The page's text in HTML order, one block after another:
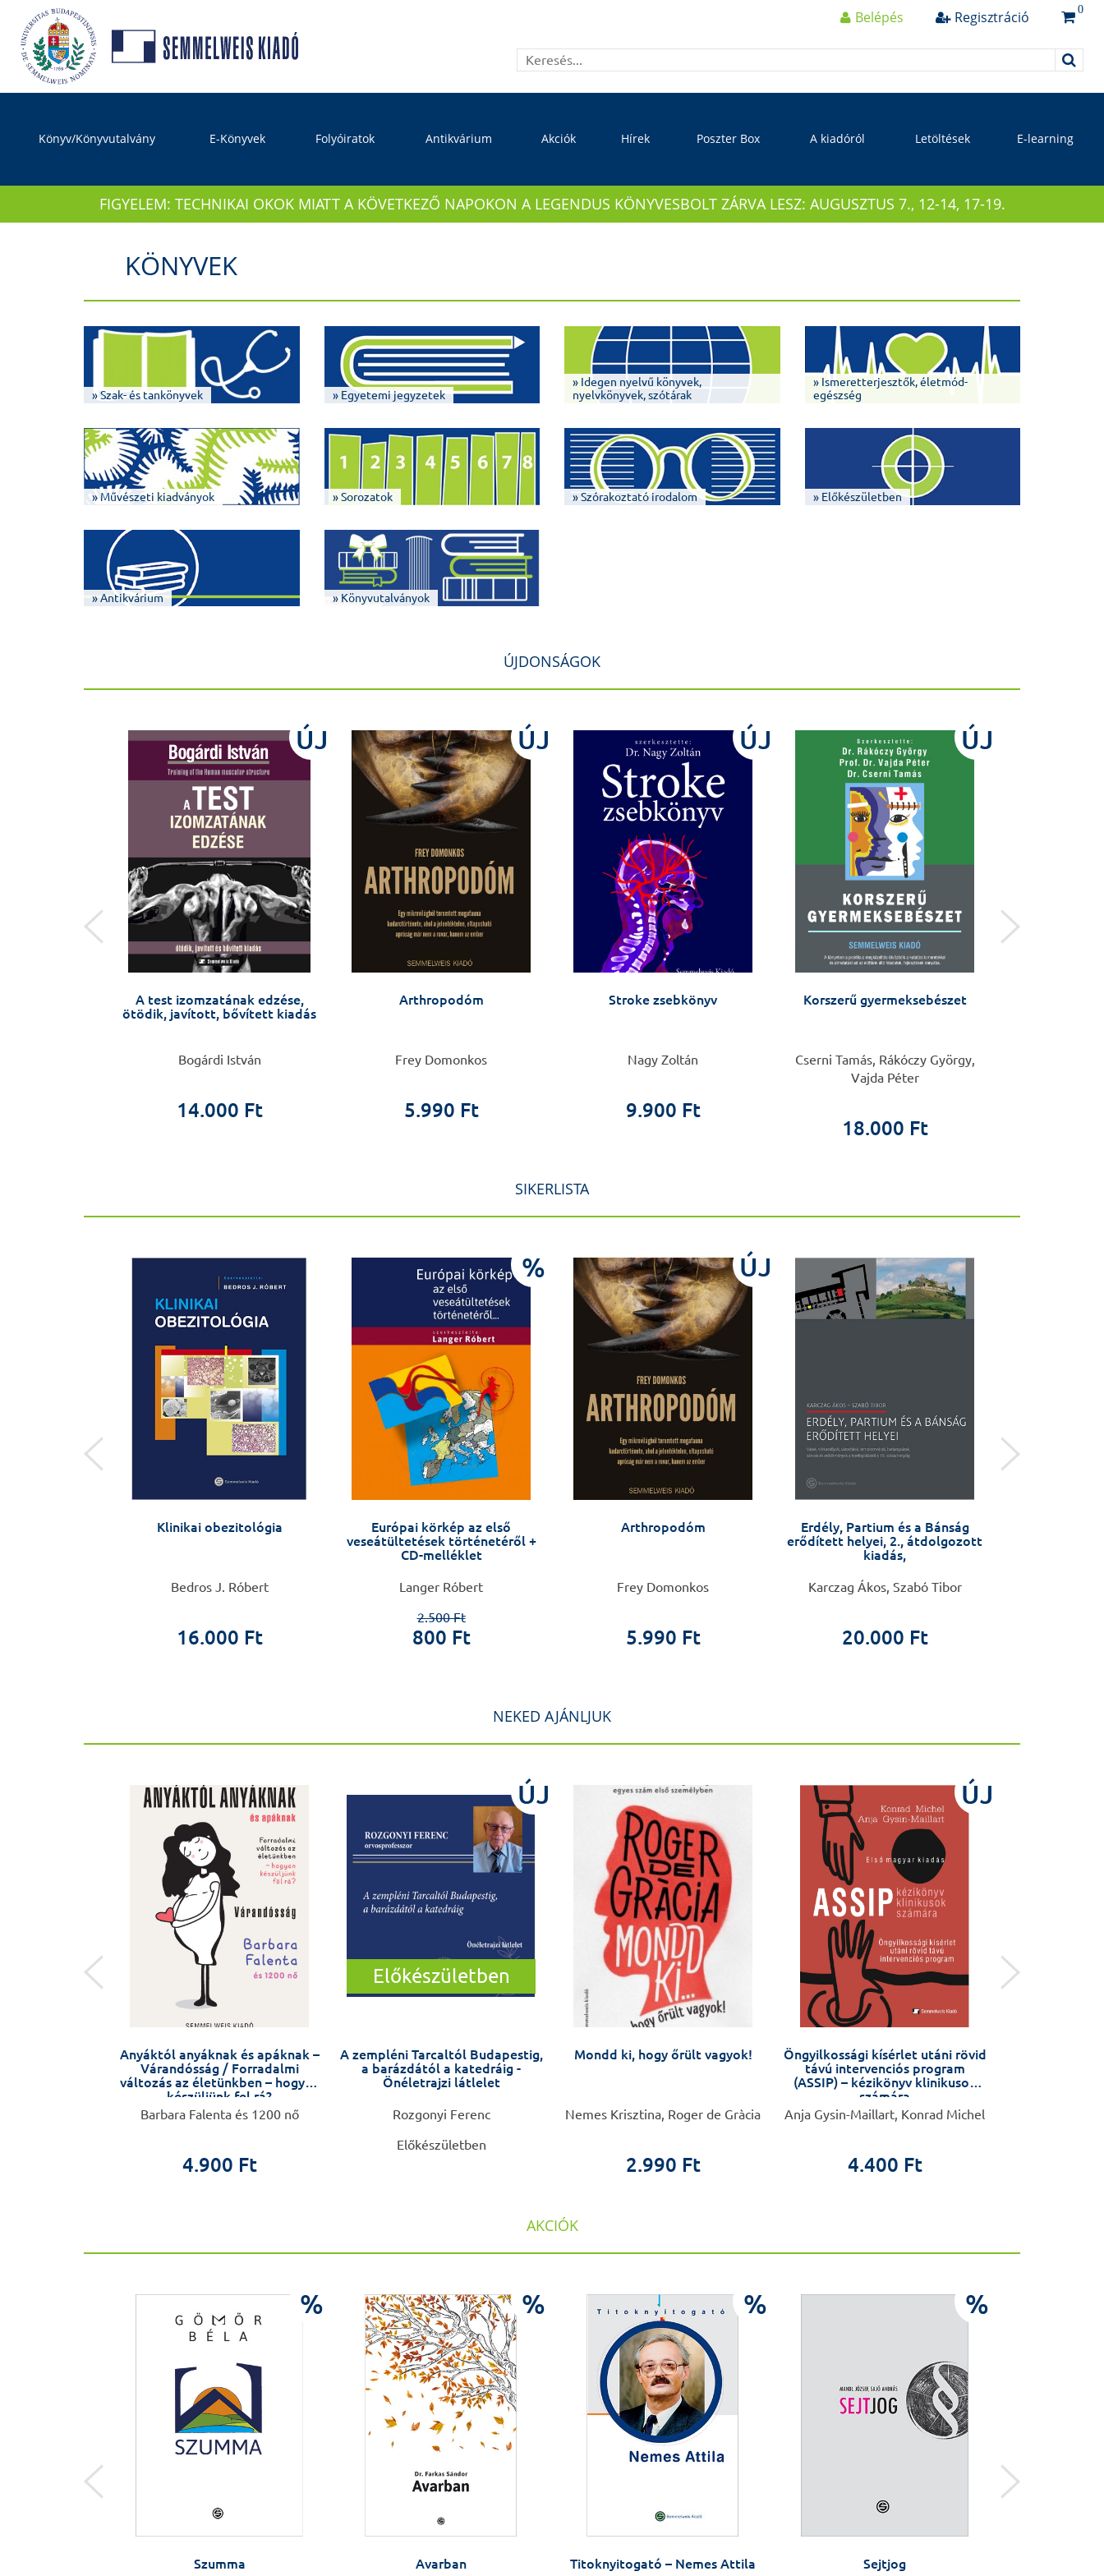
Belépés Regisztráció 0
Könyv/Könyvutalvány E-Könyvek Folyóiratok Antikvárium Akciók Hírek Poszter Box A kiadóról Letöltések E-learning
FIGYELEM: TECHNIKAI OKOK MIATT A KÖVETKEZŐ NAPOKON A LEGENDUS KÖNYVESBOLT ZÁRVA LESZ: AUGUSZTUS 7., 12-14, 17-19.
KÖNYVEK
» Szak- és tankönyvek » Egyetemi jegyzetek
» Idegen nyelvű könyvek,
nyelvkönyvek, szótárak
» Ismeretterjesztők, életmód-
egészség
» Művészeti kiadványok » Sorozatok » Szórakoztató irodalom » Előkészületben
» Antikvárium » Könyvutalványok
ÚJDONSÁGOK
ÚJ
A test izomzatának edzése,
ötödik, javított, bővített kiadás
Bogárdi István
14.000 Ft
ÚJ
Arthropodóm
Frey Domonkos
5.990 Ft
ÚJ
Stroke zsebkönyv
Nagy Zoltán
9.900 Ft
ÚJ
Korszerű gyermeksebészet
Cserni Tamás, Rákóczy György,
Vajda Péter
18.000 Ft
SIKERLISTA
Klinikai obezitológia
Bedros J. Róbert
16.000 Ft
%
Európai körkép az első
veseátültetések történetéről +
CD-melléklet
Langer Róbert
2.500 Ft
800 Ft
ÚJ
Arthropodóm
Frey Domonkos
5.990 Ft
Erdély, Partium és a Bánság
erődített helyei, 2., átdolgozott
kiadás,
Karczag Ákos, Szabó Tibor
20.000 Ft
NEKED AJÁNLJUK
Anyáktól anyáknak és apáknak –
Várandósság / Forradalmi
változás az életünkben – hogyan
készüljünk fel rá?
Barbara Falenta és 1200 nő
4.900 Ft
ÚJ
Előkészületben
A zempléni Tarcaltól Budapestig,
a barázdától a katedráig -
Önéletrajzi látlelet
Rozgonyi Ferenc
Előkészületben
Mondd ki, hogy őrült vagyok!
Nemes Krisztina, Roger de Gràcia
2.990 Ft
ÚJ
Öngyilkossági kísérlet utáni rövid
távú intervenciós program
(ASSIP) – kézikönyv klinikusok
számára
Anja Gysin-Maillart, Konrad Michel
4.400 Ft
AKCIÓK
%
Szumma
%
Avarban
%
Titoknyitogató – Nemes Attila
%
Sejtjog